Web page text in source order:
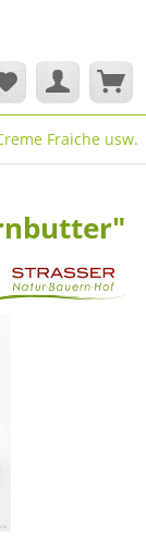
Fraiche usw.